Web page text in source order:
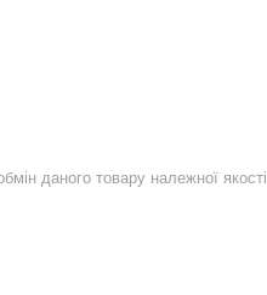
даного товару належної якості